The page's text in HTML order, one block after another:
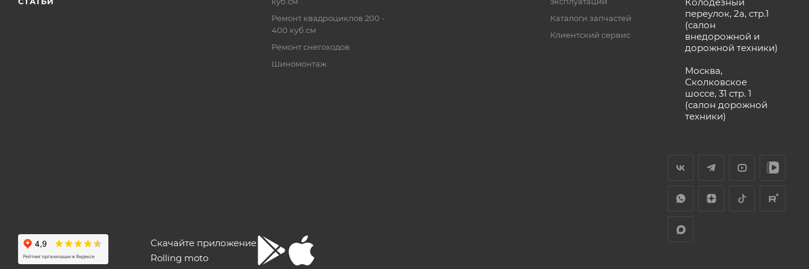
Ремонт квадроциклов 200 -
400 куб.см
Ремонт снегоходов
Шиномонтаж
Каталоги запчастей
Клиентский сервис
переулок, 2а, стр.1
(салон
внедорожной и
дорожной техники)
Москва,
Сколковское
шоссе, 31 стр. 1
(салон дорожной
техники)
Скачайте приложение
Rolling moto